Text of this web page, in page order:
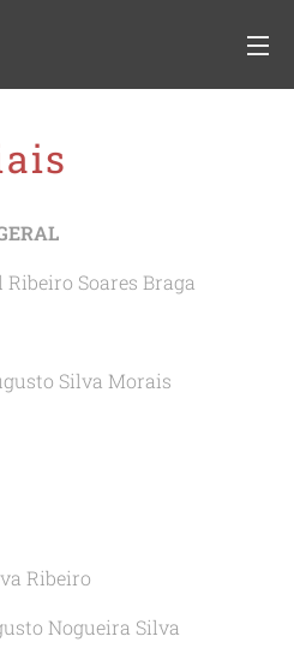
Soares Braga
Silva Morais
Ribeiro
Nogueira Silva